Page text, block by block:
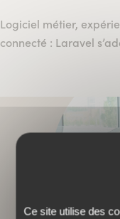
Logiciel métier,
connecté : Laravel
Ce site utilise des